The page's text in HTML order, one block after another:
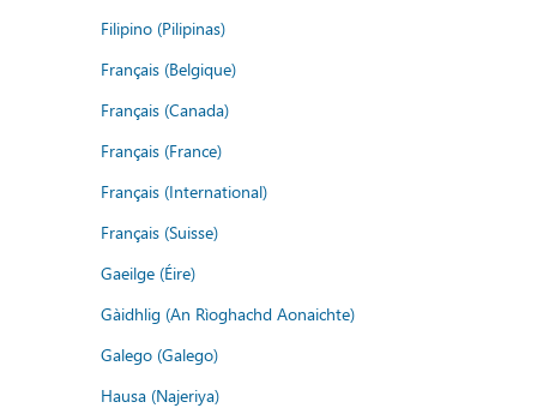
Filipino (Pilipinas)
Français (Belgique)
Français (Canada)
Français (France)
Français (International)
Français (Suisse)
Gaeilge (Éire)
Gàidhlig (An Rìoghachd Aonaichte)
Galego (Galego)
Hausa (Najeriya)